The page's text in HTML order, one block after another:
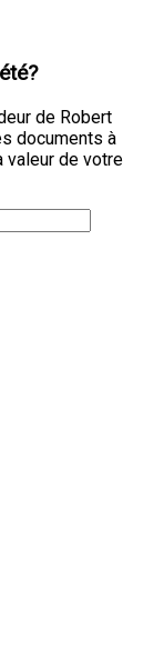
de Robert
documents à
valeur de votre